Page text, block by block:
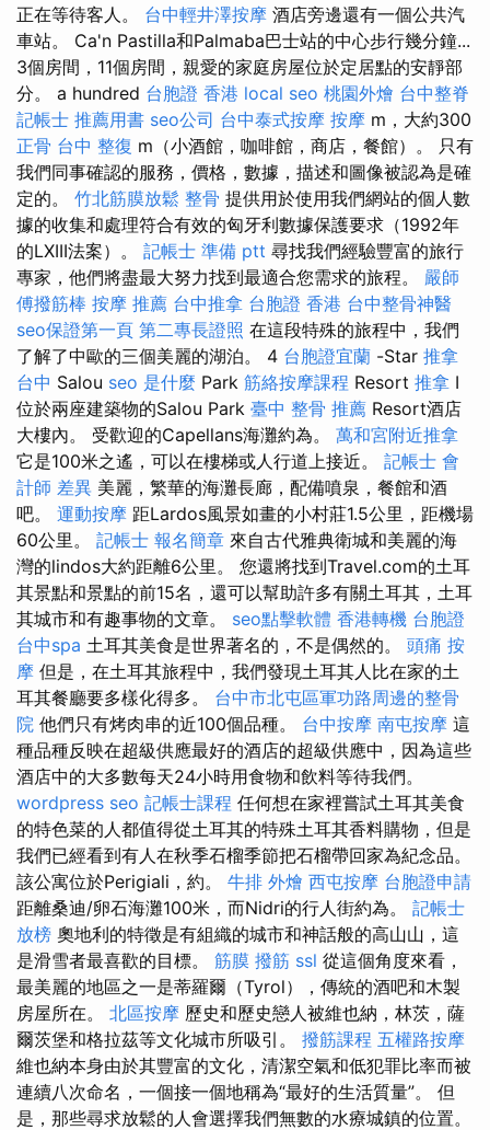
正在等待客人。 台中輕井澤按摩 酒店旁邊還有一個公共汽
車站。 Ca'n Pastilla和Palmaba巴士站的中心步行幾分鐘...
3個房間，11個房間，親愛的家庭房屋位於定居點的安靜部
分。 a hundred 台胞證 香港 local seo 桃園外燴 台中整脊
記帳士 推薦用書 seo公司 台中泰式按摩 按摩 m，大約300
正骨 台中 整復 m（小酒館，咖啡館，商店，餐館）。 只有
我們同事確認的服務，價格，數據，描述和圖像被認為是確
定的。 竹北筋膜放鬆 整骨 提供用於使用我們網站的個人數
據的收集和處理符合有效的匈牙利數據保護要求（1992年
的LXIII法案）。 記帳士 準備 ptt 尋找我們經驗豐富的旅行
專家，他們將盡最大努力找到最適合您需求的旅程。 嚴師
傅撥筋棒 按摩 推薦 台中推拿 台胞證 香港 台中整骨神醫
seo保證第一頁 第二專長證照 在這段特殊的旅程中，我們
了解了中歐的三個美麗的湖泊。 4 台胞證宜蘭 -Star 推拿
台中 Salou seo 是什麼 Park 筋絡按摩課程 Resort 推拿 I
位於兩座建築物的Salou Park 臺中 整骨 推薦 Resort酒店
大樓內。 受歡迎的Capellans海灘約為。 萬和宮附近推拿
它是100米之遙，可以在樓梯或人行道上接近。 記帳士 會
計師 差異 美麗，繁華的海灘長廊，配備噴泉，餐館和酒
吧。 運動按摩 距Lardos風景如畫的小村莊1.5公里，距機場
60公里。 記帳士 報名簡章 來自古代雅典衛城和美麗的海
灣的lindos大約距離6公里。 您還將找到Travel.com的土耳
其景點和景點的前15名，還可以幫助許多有關土耳其，土耳
其城市和有趣事物的文章。 seo點擊軟體 香港轉機 台胞證
台中spa 土耳其美食是世界著名的，不是偶然的。 頭痛 按
摩 但是，在土耳其旅程中，我們發現土耳其人比在家的土
耳其餐廳要多樣化得多。 台中市北屯區軍功路周邊的整骨
院 他們只有烤肉串的近100個品種。 台中按摩 南屯按摩 這
種品種反映在超級供應最好的酒店的超級供應中，因為這些
酒店中的大多數每天24小時用食物和飲料等待我們。
wordpress seo 記帳士課程 任何想在家裡嘗試土耳其美食
的特色菜的人都值得從土耳其的特殊土耳其香料購物，但是
我們已經看到有人在秋季石榴季節把石榴帶回家為紀念品。
該公寓位於Perigiali，約。 牛排 外燴 西屯按摩 台胞證申請
距離桑迪/卵石海灘100米，而Nidri的行人街約為。 記帳士
放榜 奧地利的特徵是有組織的城市和神話般的高山山，這
是滑雪者最喜歡的目標。 筋膜 撥筋 ssl 從這個角度來看，
最美麗的地區之一是蒂羅爾（Tyrol），傳統的酒吧和木製
房屋所在。 北區按摩 歷史和歷史戀人被維也納，林茨，薩
爾茨堡和格拉茲等文化城市所吸引。 撥筋課程 五權路按摩
維也納本身由於其豐富的文化，清潔空氣和低犯罪比率而被
連續八次命名，一個接一個地稱為“最好的生活質量”。 但
是，那些尋求放鬆的人會選擇我們無數的水療城鎮的位置。